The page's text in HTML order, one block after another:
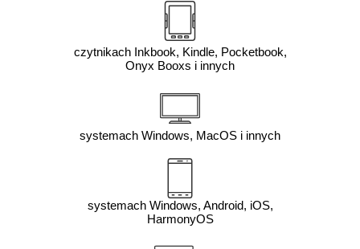
czytnikach Inkbook, Kindle, Pocketbook,
Onyx Booxs i innych
systemach Windows, MacOS i innych
systemach Windows, Android, iOS,
HarmonyOS